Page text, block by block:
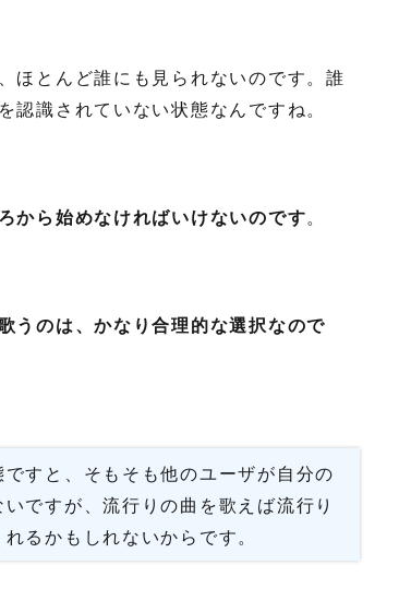
ほとんど誰にも見られないのです。誰
認識されていない状態なんですね。
から始めなければいけないのです
うのは、かなり合理的な選択なので
すと、そもそも他のユーザが自分の
ですが、流行りの曲を歌えば流行り
るかもしれないからです。